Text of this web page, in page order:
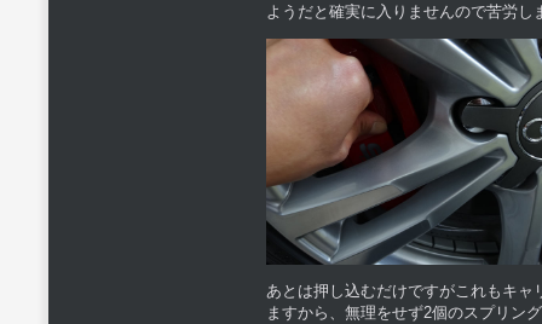
ようだと確実に入りませんので苦労し
あとは押し込むだけですがこれもキ
ますから、無理をせず2個のスプリン